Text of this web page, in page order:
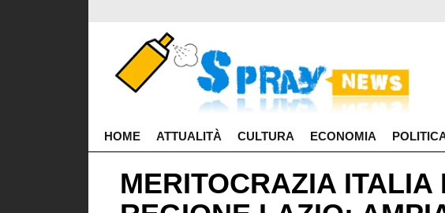
HOME ATTUALITÀ CULTURA ECONOMIA
MERITOCRAZIA ITALIA